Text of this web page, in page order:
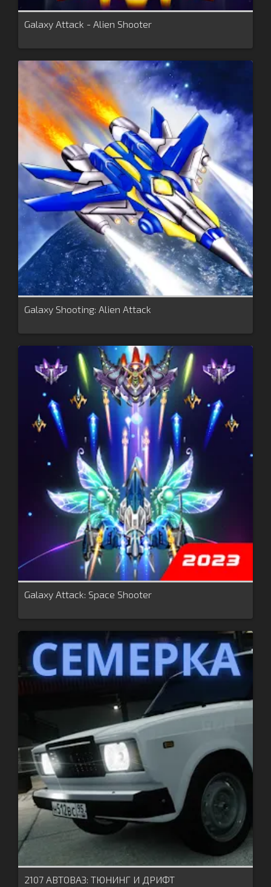
Galaxy Attack - Alien Shooter
Galaxy Shooting: Alien Attack
Galaxy Attack: Space Shooter
2107 АВТОВАЗ: ТЮНИНГ И ДРИФТ